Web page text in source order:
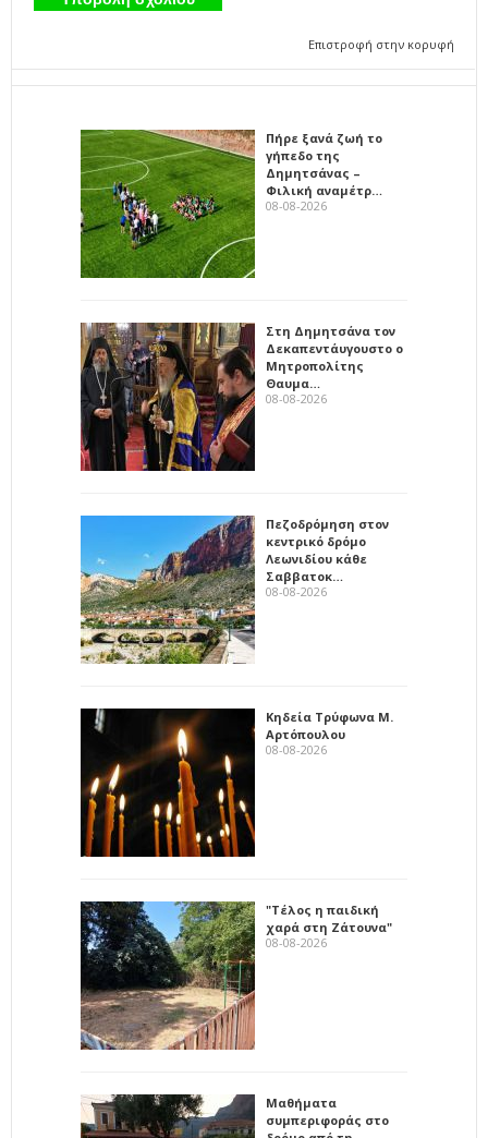
Επιστροφή στην κορυφή
Πήρε ξανά ζωή το
γήπεδο της
Δημητσάνας –
Φιλική αναμέτρ…
08-08-2026
Στη Δημητσάνα τον
Δεκαπεντάυγουστο ο
Μητροπολίτης
Θαυμα…
08-08-2026
Πεζοδρόμηση στον
κεντρικό δρόμο
Λεωνιδίου κάθε
Σαββατοκ…
08-08-2026
Κηδεία Τρύφωνα Μ.
Αρτόπουλου
08-08-2026
"Τέλος η παιδική
χαρά στη Ζάτουνα"
08-08-2026
Μαθήματα
συμπεριφοράς στο